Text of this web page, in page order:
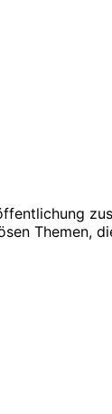
Themen,